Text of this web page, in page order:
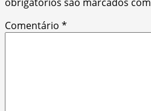
Comentário *